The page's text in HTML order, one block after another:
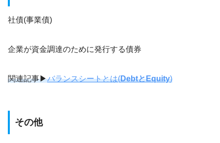
社債(事業債)
企業が資金調達のために発行する債券
関連記事▶バランスシートとは(DebtとEquity)
その他